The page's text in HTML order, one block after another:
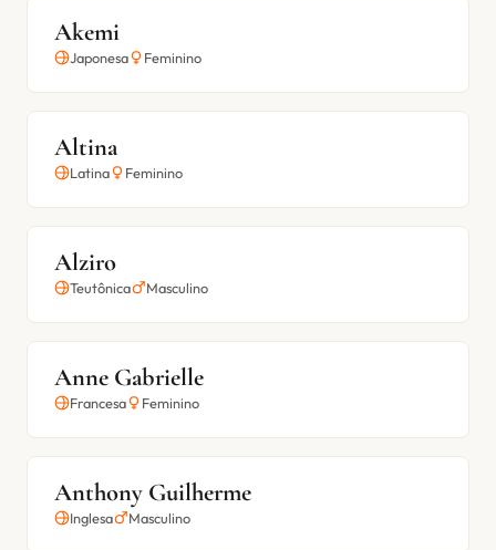
Akemi
Japonesa Feminino
Altina
Latina Feminino
Alziro
Teutônica Masculino
Anne Gabrielle
Francesa Feminino
Anthony Guilherme
Inglesa Masculino